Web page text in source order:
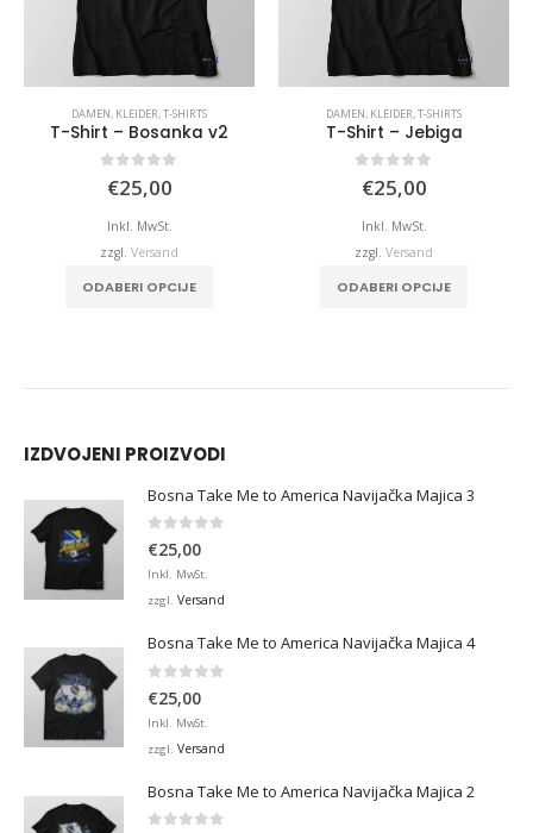
DAMEN KLEIDER T-SHIRTS
T-Shirt – Bosanka v2
von 5
€25,00
Inkl. MwSt.
zzgl. Versand
ODABERI OPCIJE
DAMEN KLEIDER T-SHIRTS
T-Shirt – Jebiga
von 5
€25,00
Inkl. MwSt.
zzgl. Versand
ODABERI OPCIJE
IZDVOJENI PROIZVODI
Bosna Take Me to America Navijačka Majica 3
0 von 5
€25,00
Inkl. MwSt.
zzgl. Versand
Bosna Take Me to America Navijačka Majica 4
0 von 5
€25,00
Inkl. MwSt.
zzgl. Versand
Bosna Take Me to America Navijačka Majica 2